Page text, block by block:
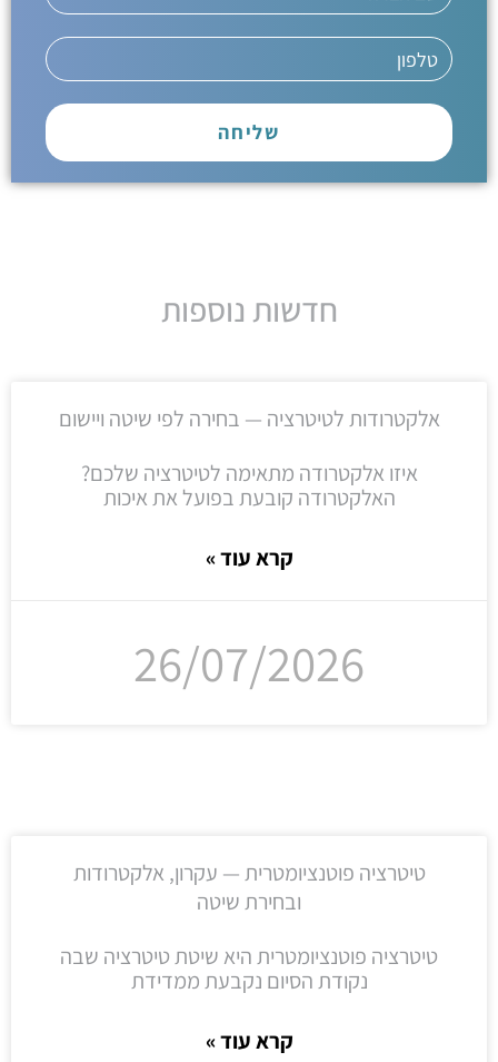
שליחה
חדשות נוספות
אלקטרודות לטיטרציה — בחירה לפי שיטה ויישום
איזו אלקטרודה מתאימה לטיטרציה שלכם?
האלקטרודה קובעת בפועל את איכות
קרא עוד »
26/07/2026
טיטרציה פוטנציומטרית — עקרון, אלקטרודות
ובחירת שיטה
טיטרציה פוטנציומטרית היא שיטת טיטרציה שבה
נקודת הסיום נקבעת ממדידת
קרא עוד »